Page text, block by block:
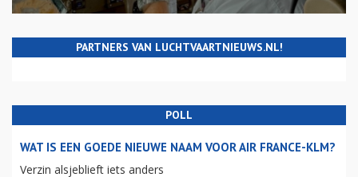
PARTNERS VAN LUCHTVAARTNIEUWS.NL!
POLL
WAT IS EEN GOEDE NIEUWE NAAM VOOR AIR FRANCE-KLM?
Verzin alsjeblieft iets anders